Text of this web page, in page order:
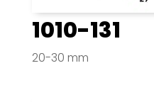
1010-131
20-30 mm